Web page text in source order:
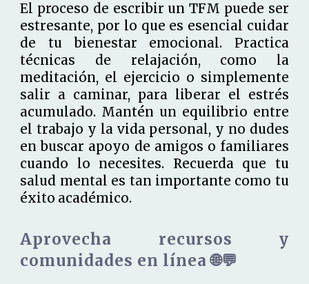
El proceso de escribir un TFM puede ser
estresante, por lo que es esencial cuidar
de tu bienestar emocional. Practica
técnicas de relajación, como la
meditación, el ejercicio o simplemente
salir a caminar, para liberar el estrés
acumulado. Mantén un equilibrio entre
el trabajo y la vida personal, y no dudes
en buscar apoyo de amigos o familiares
cuando lo necesites. Recuerda que tu
salud mental es tan importante como tu
éxito académico.
Aprovecha recursos y
comunidades en línea 🌐💬